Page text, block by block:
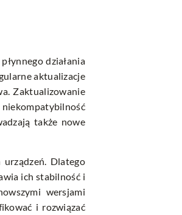
działania
aktualizacje
Zaktualizowanie
także nowe
Dlatego
ich stabilność i
wersjami
i rozwiązać